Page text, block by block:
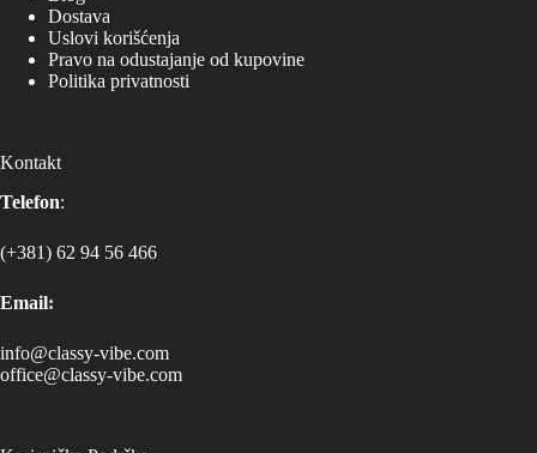
Dostava
Uslovi korišćenja
Pravo na odustajanje od kupovine
Politika privatnosti
Kontakt
Telefon:
(+381) 62 94 56 466
Email:
info@classy-vibe.com
office@classy-vibe.com